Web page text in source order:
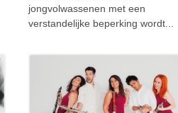
jongvolwassenen met een
verstandelijke beperking wordt...